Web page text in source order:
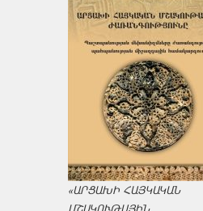
«ԱՐՑԱԽԻ ՀԱՅԿԱԿԱՆ